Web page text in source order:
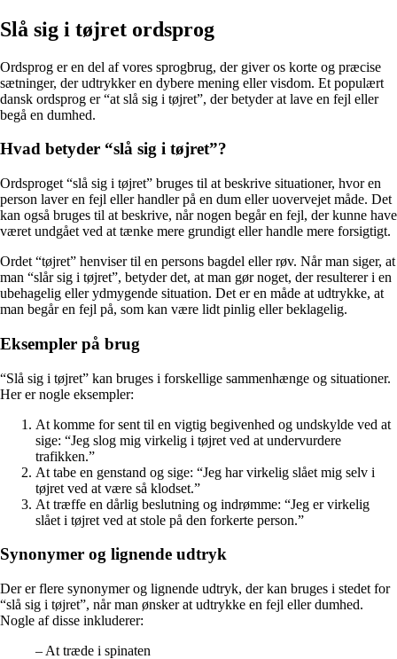
Slå sig i tøjret ordsprog
Ordsprog er en del af vores sprogbrug, der giver os korte og præcise
sætninger, der udtrykker en dybere mening eller visdom. Et populært
dansk ordsprog er “at slå sig i tøjret”, der betyder at lave en fejl eller
begå en dumhed.
Hvad betyder “slå sig i tøjret”?
Ordsproget “slå sig i tøjret” bruges til at beskrive situationer, hvor en
person laver en fejl eller handler på en dum eller uovervejet måde. Det
kan også bruges til at beskrive, når nogen begår en fejl, der kunne have
været undgået ved at tænke mere grundigt eller handle mere forsigtigt.
Ordet “tøjret” henviser til en persons bagdel eller røv. Når man siger, at
man “slår sig i tøjret”, betyder det, at man gør noget, der resulterer i en
ubehagelig eller ydmygende situation. Det er en måde at udtrykke, at
man begår en fejl på, som kan være lidt pinlig eller beklagelig.
Eksempler på brug
“Slå sig i tøjret” kan bruges i forskellige sammenhænge og situationer.
Her er nogle eksempler:
At komme for sent til en vigtig begivenhed og undskylde ved at
sige: “Jeg slog mig virkelig i tøjret ved at undervurdere
trafikken.”
At tabe en genstand og sige: “Jeg har virkelig slået mig selv i
tøjret ved at være så klodset.”
At træffe en dårlig beslutning og indrømme: “Jeg er virkelig
slået i tøjret ved at stole på den forkerte person.”
Synonymer og lignende udtryk
Der er flere synonymer og lignende udtryk, der kan bruges i stedet for
“slå sig i tøjret”, når man ønsker at udtrykke en fejl eller dumhed.
Nogle af disse inkluderer:
– At træde i spinaten